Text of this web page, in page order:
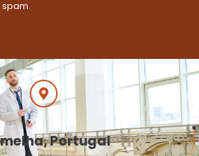
spam.
Portugal